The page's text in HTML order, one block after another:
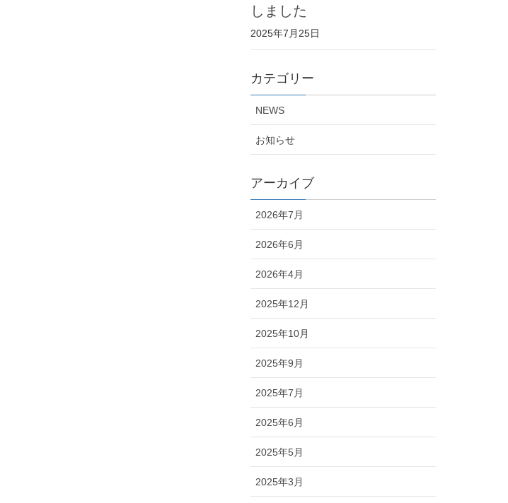
しました
2025年7月25日
カテゴリー
NEWS
お知らせ
アーカイブ
2026年7月
2026年6月
2026年4月
2025年12月
2025年10月
2025年9月
2025年7月
2025年6月
2025年5月
2025年3月